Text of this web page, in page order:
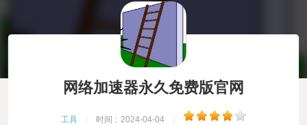
网络加速器永久免费版官网
工具 时间：2024-04-04